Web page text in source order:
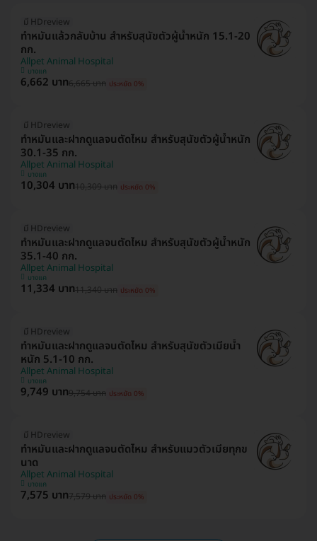
มี HDreview
ทำหมันแล้วกลับบ้าน สำหรับสุนัขตัวผู้น้ำหนัก 15.1-20
กก.
Allpet Animal Hospital
บางแค
6,662 บาท6,665 บาท ประหยัด 0%
มี HDreview
ทำหมันและฝากดูแลจนตัดไหม สำหรับสุนัขตัวผู้น้ำหนัก
30.1-35 กก.
Allpet Animal Hospital
บางแค
10,304 บาท10,309 บาท ประหยัด 0%
มี HDreview
ทำหมันและฝากดูแลจนตัดไหม สำหรับสุนัขตัวผู้น้ำหนัก
35.1-40 กก.
Allpet Animal Hospital
บางแค
11,334 บาท11,340 บาท ประหยัด 0%
มี HDreview
ทำหมันและฝากดูแลจนตัดไหม สำหรับสุนัขตัวเมียน้ำ
หนัก 5.1-10 กก.
Allpet Animal Hospital
บางแค
9,749 บาท9,754 บาท ประหยัด 0%
มี HDreview
ทำหมันและฝากดูแลจนตัดไหม สำหรับแมวตัวเมียทุกข
นาด
Allpet Animal Hospital
บางแค
7,575 บาท7,579 บาท ประหยัด 0%